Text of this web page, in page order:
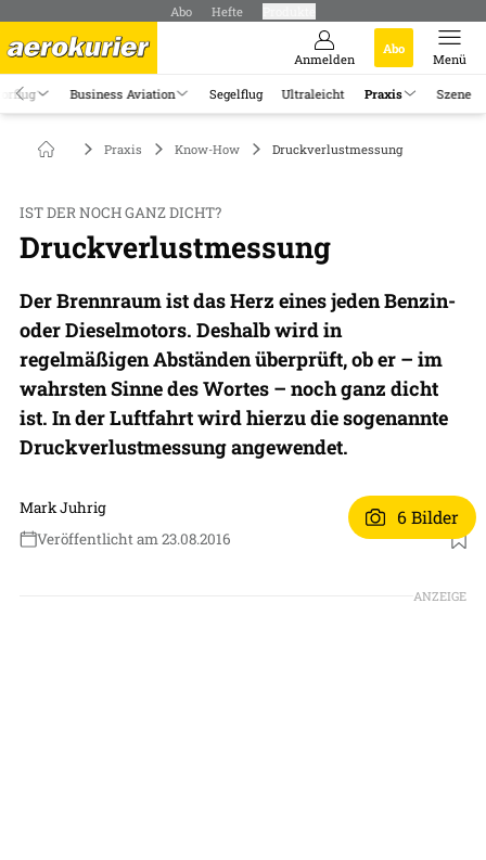
Abo Hefte
Anmelden
Abo
Menü
Business Aviation Segelflug Ultraleicht Praxis Szene
Praxis Know-How Druckverlustmessung
IST DER NOCH GANZ DICHT?
Druckverlustmessung
Der Brennraum ist das Herz eines jeden Benzin-
oder Dieselmotors. Deshalb wird in
regelmäßigen Abständen überprüft, ob er – im
wahrsten Sinne des Wortes – noch ganz dicht
ist. In der Luftfahrt wird hierzu die sogenannte
Druckverlustmessung angewendet.
Mark Juhrig
Veröffentlicht am 23.08.2016
6 Bilder
ANZEIGE